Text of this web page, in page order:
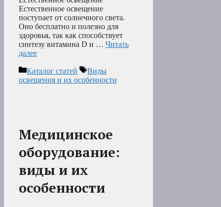
Естественное освещение
поступает от солнечного света.
Оно бесплатно и полезно для
здоровья, так как способствует
синтезу витамина D и … Читать
далее
Рубрики
Каталог статей Метки
Виды
освещения и их особенности
Медицинское
оборудование:
виды и их
особенности